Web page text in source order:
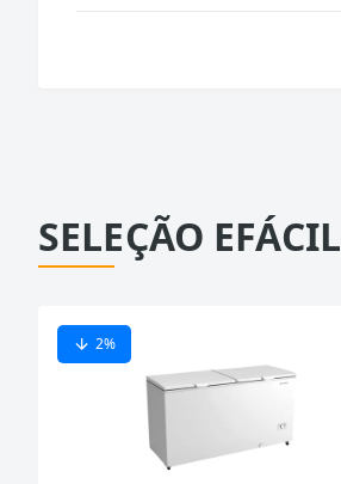
SELEÇÃO EFÁCIL
2%